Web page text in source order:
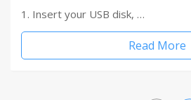
1. Insert your USB disk, …
Read More